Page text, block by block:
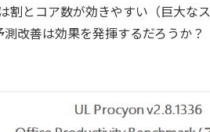
割とコア数が効きやすい（巨大な
改善は効果を発揮するだろうか？